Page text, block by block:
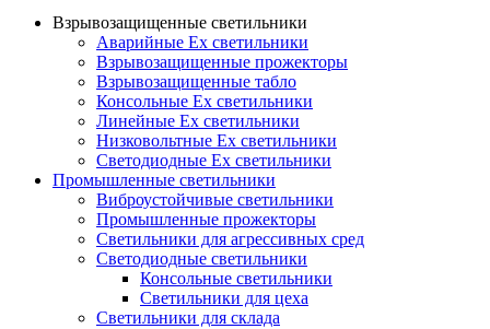
Взрывозащищенные светильники
Аварийные Ex светильники
Взрывозащищенные прожекторы
Взрывозащищенные табло
Консольные Ех светильники
Линейные Ex светильники
Низковольтные Ex светильники
Светодиодные Ex светильники
Промышленные светильники
Виброустойчивые светильники
Промышленные прожекторы
Светильники для агрессивных сред
Светодиодные светильники
Консольные светильники
Светильники для цеха
Светильники для склада